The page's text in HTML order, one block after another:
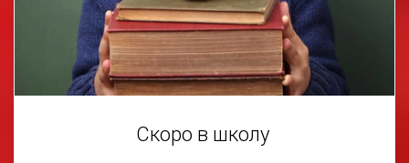
Скоро в школу